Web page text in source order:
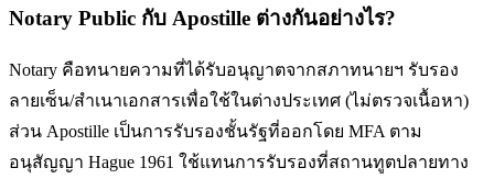
Notary Public กับ Apostille ต่างกันอย่างไร?
Notary คือทนายความที่ได้รับอนุญาตจากสภาทนายฯ รับรอง
ลายเซ็น/สำเนาเอกสารเพื่อใช้ในต่างประเทศ (ไม่ตรวจเนื้อหา)
ส่วน Apostille เป็นการรับรองชั้นรัฐที่ออกโดย MFA ตาม
อนุสัญญา Hague 1961 ใช้แทนการรับรองที่สถานทูตปลายทาง